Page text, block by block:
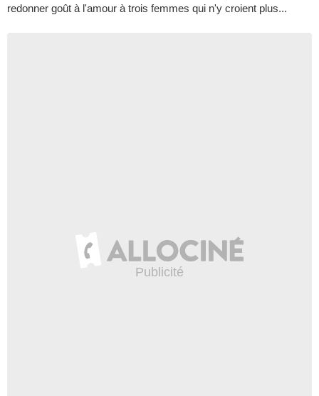
redonner goût à l'amour à trois femmes qui n'y croient plus...